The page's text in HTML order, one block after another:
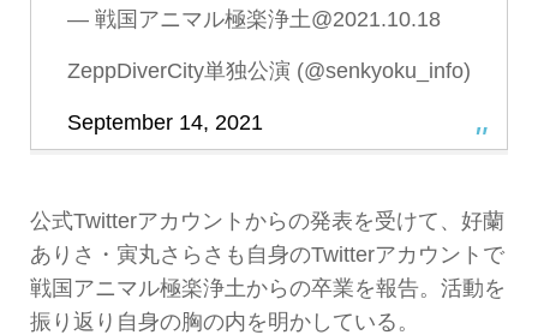
— 戦国アニマル極楽浄土@2021.10.18
ZeppDiverCity単独公演 (@senkyoku_info)
September 14, 2021
公式Twitterアカウントからの発表を受けて、好蘭
ありさ・寅丸さらさも自身のTwitterアカウントで
戦国アニマル極楽浄土からの卒業を報告。活動を
振り返り自身の胸の内を明かしている。